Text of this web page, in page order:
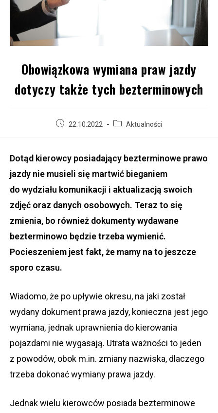
Obowiązkowa wymiana praw jazdy
dotyczy także tych bezterminowych
22.10.2022 Aktualności
Dotąd kierowcy posiadający bezterminowe prawo
jazdy nie musieli się martwić bieganiem
do wydziału komunikacji i aktualizacją swoich
zdjęć oraz danych osobowych. Teraz to się
zmienia, bo również dokumenty wydawane
bezterminowo będzie trzeba wymienić.
Pocieszeniem jest fakt, że mamy na to jeszcze
sporo czasu.
Wiadomo, że po upływie okresu, na jaki został
wydany dokument prawa jazdy, konieczna jest jego
wymiana, jednak uprawnienia do kierowania
pojazdami nie wygasają. Utrata ważności to jeden
z powodów, obok m.in. zmiany nazwiska, dlaczego
trzeba dokonać wymiany prawa jazdy.
Jednak wielu kierowców posiada bezterminowe